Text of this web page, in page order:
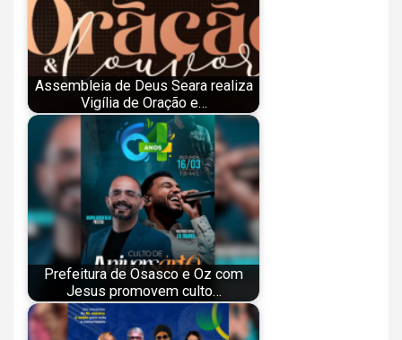
Assembleia de Deus Seara realiza
Vigília de Oração e…
Prefeitura de Osasco e Oz com
Jesus promovem culto…